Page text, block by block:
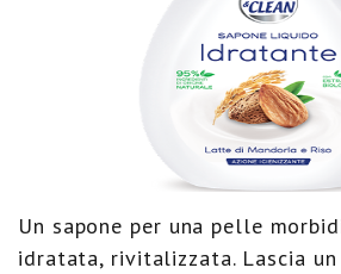
Un sapone per una pelle
idratata, rivitalizzata. Lascia